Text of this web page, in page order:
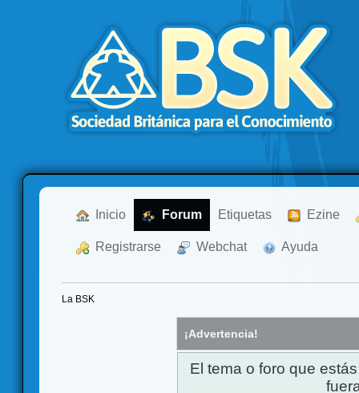
Inicio Forum Etiquetas Ezine
Registrarse Webchat Ayuda
La BSK
¡Advertencia!
El tema o foro que